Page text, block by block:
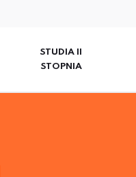
STUDIA II
STOPNIA